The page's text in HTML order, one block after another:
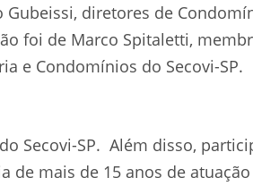
diretores de
foi de Marco Spitaletti,
e Condomínios do Secovi-SP.
Secovi-SP. Além disso,
de mais de 15 anos de